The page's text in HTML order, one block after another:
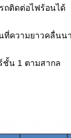
ถติดต่อไฟร้อนได้
ที่ความยาวคลื่นน
ชั้น 1 ตามสากล